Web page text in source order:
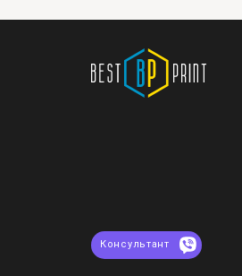
Консультант